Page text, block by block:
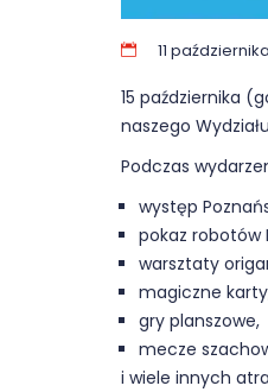
11
15 października
naszego
Podczas
występ
pokaz robotów
warsztaty
magiczne
gry planszowe,
mecze
i wiele innych